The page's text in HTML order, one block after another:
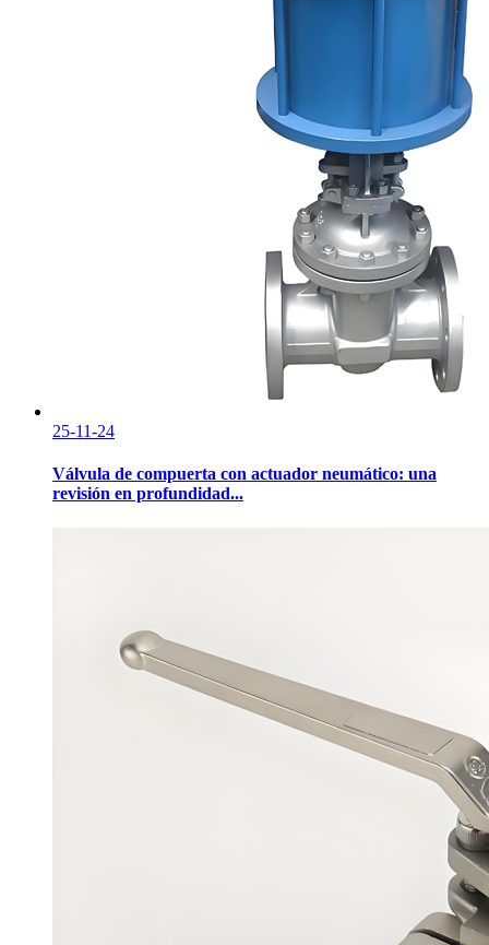
25-11-24
Válvula de compuerta con actuador neumático: una
revisión en profundidad...